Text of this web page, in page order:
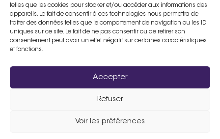
telles que les cookies pour stocker et/ou accéder aux informations des
appareils. Le fait de consentir à ces technologies nous permettra de
traiter des données telles que le comportement de navigation ou les ID
uniques sur ce site. Le fait de ne pas consentir ou de retirer son
consentement peut avoir un effet négatif sur certaines caractéristiques
et fonctions.
Accepter
Refuser
Voir les préférences